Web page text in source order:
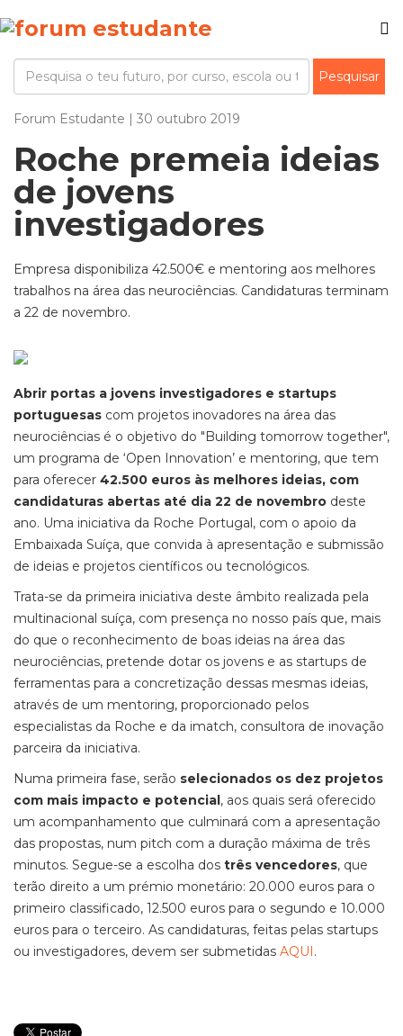
Forum Estudante | 30 outubro 2019
Roche premeia ideias
de jovens
investigadores
Empresa disponibiliza 42.500€ e mentoring aos melhores
trabalhos na área das neurociências. Candidaturas terminam
a 22 de novembro.
Abrir portas a jovens investigadores e startups
portuguesas com projetos inovadores na área das
neurociências é o objetivo do "Building tomorrow together",
um programa de ‘Open Innovation’ e mentoring, que tem
para oferecer 42.500 euros às melhores ideias, com
candidaturas abertas até dia 22 de novembro deste
ano. Uma iniciativa da Roche Portugal, com o apoio da
Embaixada Suíça, que convida à apresentação e submissão
de ideias e projetos científicos ou tecnológicos.
Trata-se da primeira iniciativa deste âmbito realizada pela
multinacional suíça, com presença no nosso país que, mais
do que o reconhecimento de boas ideias na área das
neurociências, pretende dotar os jovens e as startups de
ferramentas para a concretização dessas mesmas ideias,
através de um mentoring, proporcionado pelos
especialistas da Roche e da imatch, consultora de inovação
parceira da iniciativa.
Numa primeira fase, serão selecionados os dez projetos
com mais impacto e potencial, aos quais será oferecido
um acompanhamento que culminará com a apresentação
das propostas, num pitch com a duração máxima de três
minutos. Segue-se a escolha dos três vencedores, que
terão direito a um prémio monetário: 20.000 euros para o
primeiro classificado, 12.500 euros para o segundo e 10.000
euros para o terceiro. As candidaturas, feitas pelas startups
ou investigadores, devem ser submetidas AQUI.